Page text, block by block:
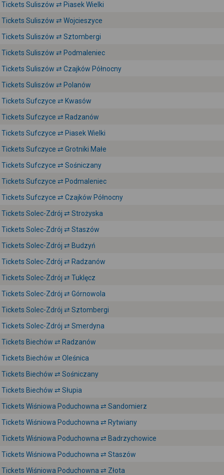
Tickets Suliszów ⇄ Piasek Wielki
Tickets Suliszów ⇄ Wojcieszyce
Tickets Suliszów ⇄ Sztombergi
Tickets Suliszów ⇄ Podmaleniec
Tickets Suliszów ⇄ Czajków Północny
Tickets Suliszów ⇄ Polanów
Tickets Sufczyce ⇄ Kwasów
Tickets Sufczyce ⇄ Radzanów
Tickets Sufczyce ⇄ Piasek Wielki
Tickets Sufczyce ⇄ Grotniki Małe
Tickets Sufczyce ⇄ Sośniczany
Tickets Sufczyce ⇄ Podmaleniec
Tickets Sufczyce ⇄ Czajków Północny
Tickets Solec-Zdrój ⇄ Strożyska
Tickets Solec-Zdrój ⇄ Staszów
Tickets Solec-Zdrój ⇄ Budzyń
Tickets Solec-Zdrój ⇄ Radzanów
Tickets Solec-Zdrój ⇄ Tuklęcz
Tickets Solec-Zdrój ⇄ Górnowola
Tickets Solec-Zdrój ⇄ Sztombergi
Tickets Solec-Zdrój ⇄ Smerdyna
Tickets Biechów ⇄ Radzanów
Tickets Biechów ⇄ Oleśnica
Tickets Biechów ⇄ Sośniczany
Tickets Biechów ⇄ Słupia
Tickets Wiśniowa Poduchowna ⇄ Sandomierz
Tickets Wiśniowa Poduchowna ⇄ Rytwiany
Tickets Wiśniowa Poduchowna ⇄ Badrzychowice
Tickets Wiśniowa Poduchowna ⇄ Staszów
Tickets Wiśniowa Poduchowna ⇄ Złota